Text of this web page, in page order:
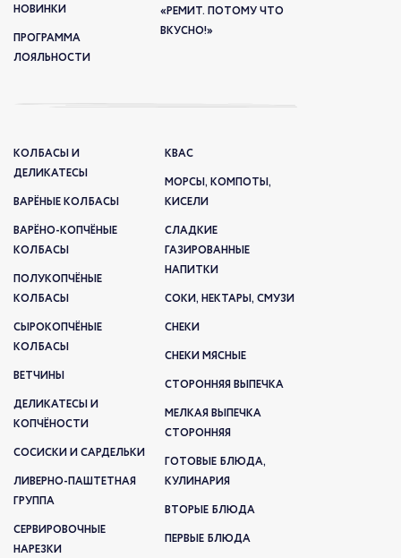
НОВИНКИ
ПРОГРАММА
ЛОЯЛЬНОСТИ
«РЕМИТ. ПОТОМУ ЧТО
ВКУСНО!»
КОЛБАСЫ И
ДЕЛИКАТЕСЫ
ВАРЁНЫЕ КОЛБАСЫ
ВАРЁНО-КОПЧЁНЫЕ
КОЛБАСЫ
ПОЛУКОПЧЁНЫЕ
КОЛБАСЫ
СЫРОКОПЧЁНЫЕ
КОЛБАСЫ
ВЕТЧИНЫ
ДЕЛИКАТЕСЫ И
КОПЧЁНОСТИ
СОСИСКИ И САРДЕЛЬКИ
ЛИВЕРНО-ПАШТЕТНАЯ
ГРУППА
СЕРВИРОВОЧНЫЕ
НАРЕЗКИ
КВАС
МОРСЫ, КОМПОТЫ,
КИСЕЛИ
СЛАДКИЕ
ГАЗИРОВАННЫЕ
НАПИТКИ
СОКИ, НЕКТАРЫ, СМУЗИ
СНЕКИ
СНЕКИ МЯСНЫЕ
СТОРОННЯЯ ВЫПЕЧКА
МЕЛКАЯ ВЫПЕЧКА
СТОРОННЯЯ
ГОТОВЫЕ БЛЮДА,
КУЛИНАРИЯ
ВТОРЫЕ БЛЮДА
ПЕРВЫЕ БЛЮДА